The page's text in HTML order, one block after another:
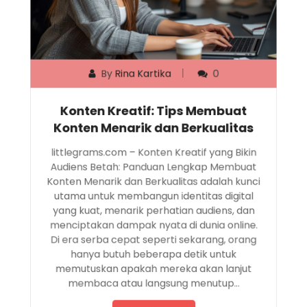
ByRina Kartika 0
Konten Kreatif: Tips Membuat
Konten Menarik dan Berkualitas
littlegrams.com – Konten Kreatif yang Bikin
Audiens Betah: Panduan Lengkap Membuat
Konten Menarik dan Berkualitas adalah kunci
utama untuk membangun identitas digital
yang kuat, menarik perhatian audiens, dan
menciptakan dampak nyata di dunia online.
Di era serba cepat seperti sekarang, orang
hanya butuh beberapa detik untuk
memutuskan apakah mereka akan lanjut
membaca atau langsung menutup…